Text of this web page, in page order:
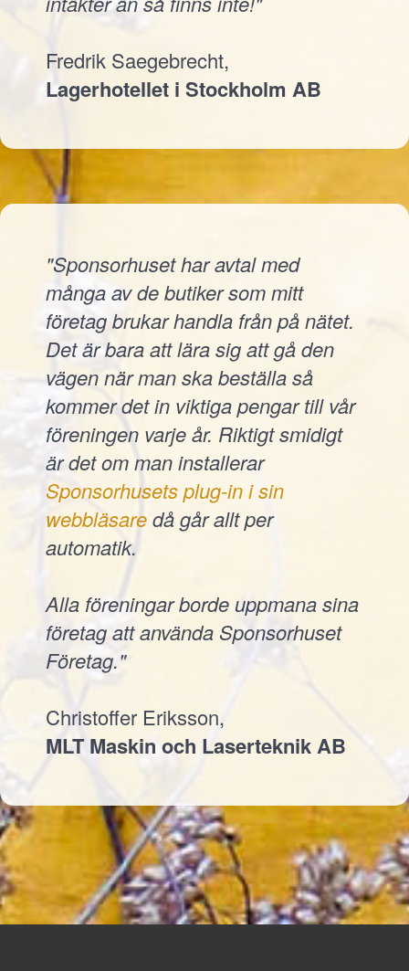
Fredrik Saegebrecht,
Lagerhotellet i Stockholm AB
"Sponsorhuset har avtal med
många av de butiker som mitt
företag brukar handla från på nätet.
Det är bara att lära sig att gå den
vägen när man ska beställa så
kommer det in viktiga pengar till vår
föreningen varje år. Riktigt smidigt
är det om man installerar
Sponsorhusets plug-in i sin
webbläsaredå går allt per
automatik.
Alla föreningar borde uppmana sina
företag att använda Sponsorhuset
Företag."
Christoffer Eriksson,
MLT Maskin och Laserteknik AB